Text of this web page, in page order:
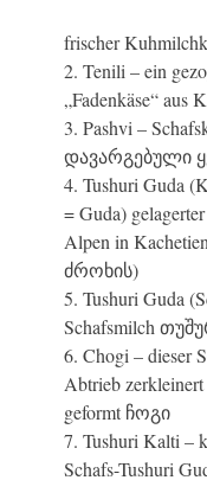
frischer
2. Tenili – ein
„Fadenkäse“
3. Pashvi –
დავარგებული
4. Tushuri Guda
= Guda)
Alpen in
ძროხის)
5. Tushuri Guda
Schafsmilch
6. Chogi – dieser
Abtrieb
geformt ჩოგი
7. Tushuri Kalti –
Schafs-Tushuri